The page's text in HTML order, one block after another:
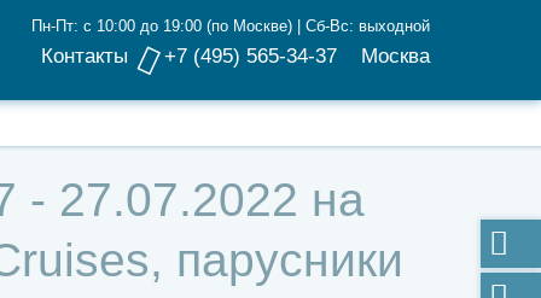
Контакты
Пн-Пт: с 10:00 до 19:00 (по Москве) | Сб-Вс: выходной
+7 (495) 565-34-37 Москва
- 27.07.2022 на
парусники